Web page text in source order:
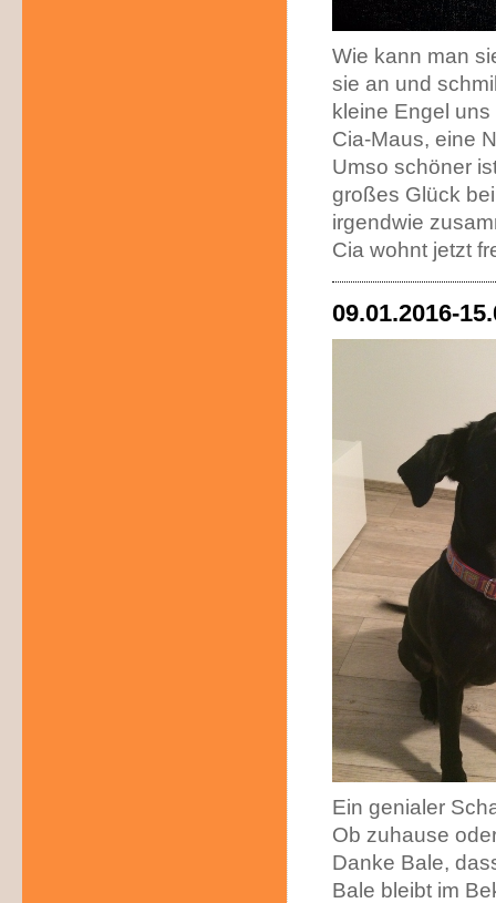
Wie kann man
sie an und
kleine Engel
Cia-Maus, eine
Umso schöner
großes Glück
irgendwie
Cia wohnt jetzt
09.01.2016-
Ein genialer
Ob zuhause
Danke Bale,
Bale bleibt im